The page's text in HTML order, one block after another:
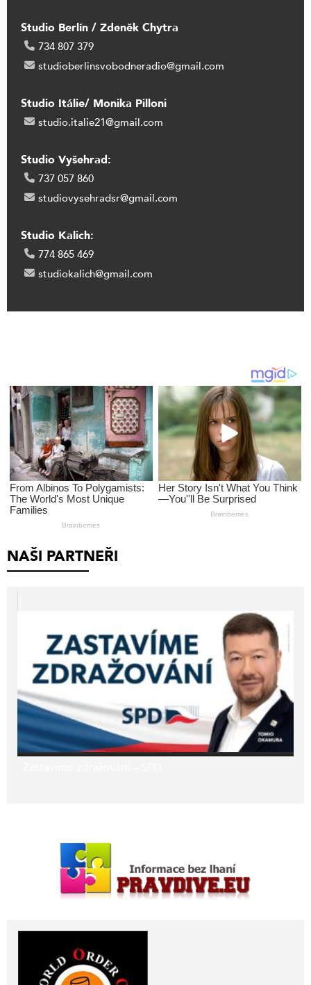
Studio Berlín / Zdeněk Chytra
734 807 379
studioberlinsvobodneradio@gmail.com
Studio Itálie/ Monika Pilloni
studio.italie21@gmail.com
Studio Vyšehrad:
737 057 860
studiovysehradsr@gmail.com
Studio Kalich:
774 865 469
studiokalich@gmail.com
NAŠI PARTNEŘI